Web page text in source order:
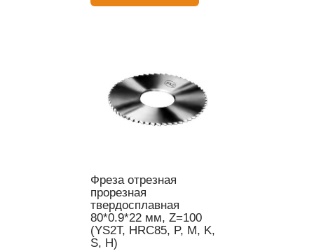
Фреза отрезная
прорезная
твердосплавная
80*0.9*22 мм, Z=100
(YS2T, HRC85, P, M, K,
S, H)